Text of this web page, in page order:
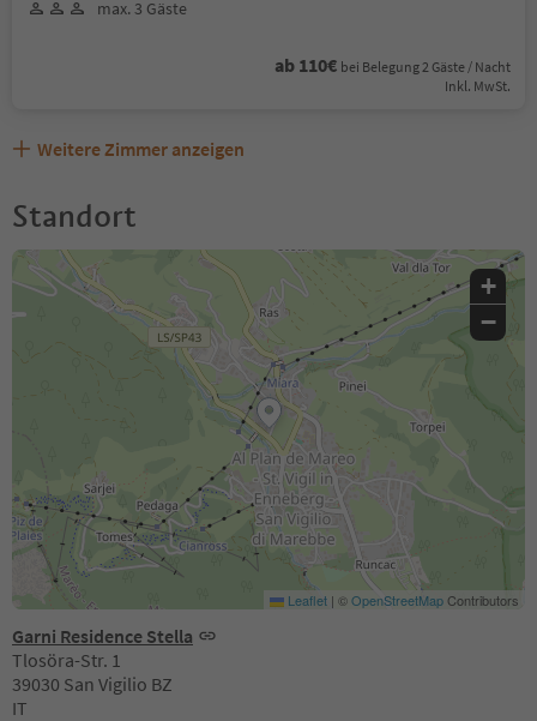
max. 3 Gäste
ab 110€ bei Belegung 2 Gäste / Nacht
Inkl. MwSt.
Weitere Zimmer anzeigen
Standort
Garni Residence Stella
Tlosöra-Str. 1
39030 San Vigilio BZ
IT
+
−
Leaflet | ©OpenStreetMapContributors